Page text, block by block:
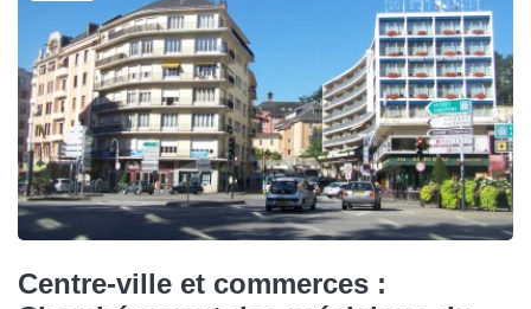
Centre-ville et commerces :